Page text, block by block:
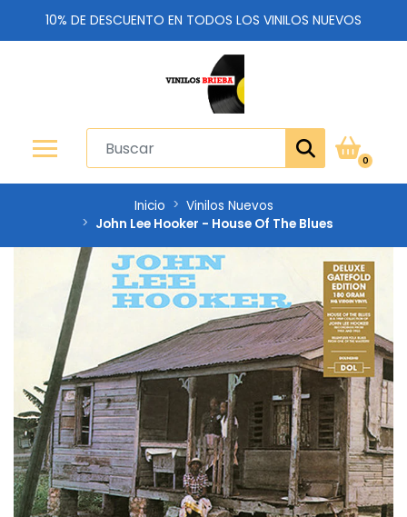
10% DE DESCUENTO EN TODOS LOS VINILOS NUEVOS
0
Inicio
Vinilos Nuevos
John Lee Hooker - House Of The Blues